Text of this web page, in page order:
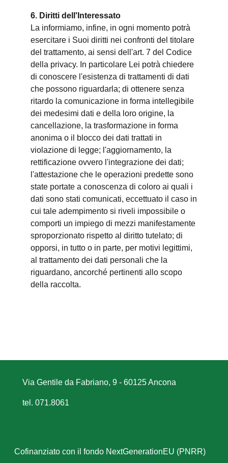
6. Diritti dell'Interessato
La informiamo, infine, in ogni momento potrà
esercitare i Suoi diritti nei confronti del titolare
del trattamento, ai sensi dell'art. 7 del Codice
della privacy. In particolare Lei potrà chiedere
di conoscere l'esistenza di trattamenti di dati
che possono riguardarla; di ottenere senza
ritardo la comunicazione in forma intellegibile
dei medesimi dati e della loro origine, la
cancellazione, la trasformazione in forma
anonima o il blocco dei dati trattati in
violazione di legge; l'aggiornamento, la
rettificazione ovvero l'integrazione dei dati;
l'attestazione che le operazioni predette sono
state portate a conoscenza di coloro ai quali i
dati sono stati comunicati, eccettuato il caso in
cui tale adempimento si riveli impossibile o
comporti un impiego di mezzi manifestamente
sproporzionato rispetto al diritto tutelato; di
opporsi, in tutto o in parte, per motivi legittimi,
al trattamento dei dati personali che la
riguardano, ancorché pertinenti allo scopo
della raccolta.
Via Gentile da Fabriano, 9 - 60125 Ancona
tel. 071.8061
Cofinanziato con il fondo NextGenerationEU (PNRR)